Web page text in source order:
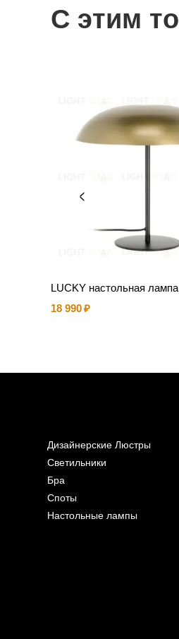
С этим
LUCKY настольная лампа
18 990
Дизайнерские Люстры
Светильники
Бра
Споты
Настольные лампы